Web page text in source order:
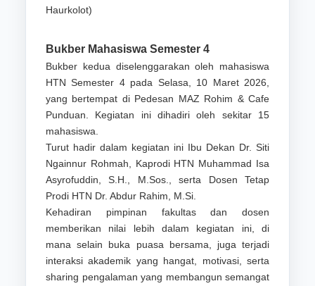
Haurkolot)
Bukber Mahasiswa Semester 4
Bukber kedua diselenggarakan oleh mahasiswa
HTN Semester 4 pada Selasa, 10 Maret 2026,
yang bertempat di Pedesan MAZ Rohim & Cafe
Punduan. Kegiatan ini dihadiri oleh sekitar 15
mahasiswa.
Turut hadir dalam kegiatan ini Ibu Dekan Dr. Siti
Ngainnur Rohmah, Kaprodi HTN Muhammad Isa
Asyrofuddin, S.H., M.Sos., serta Dosen Tetap
Prodi HTN Dr. Abdur Rahim, M.Si.
Kehadiran pimpinan fakultas dan dosen
memberikan nilai lebih dalam kegiatan ini, di
mana selain buka puasa bersama, juga terjadi
interaksi akademik yang hangat, motivasi, serta
sharing pengalaman yang membangun semangat